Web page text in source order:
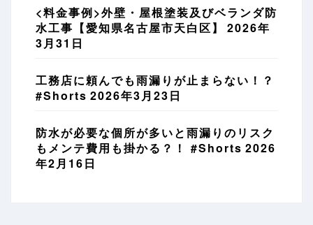
<料金事例>外壁・屋根塗装及びベランダ防
水工事【愛知県名古屋市天白区】
2026年
3月31日
工務店に頼んでも雨漏りが止まらない！？
#Shorts 2026年3月23日
防水が必要な個所が多いと雨漏りのリスク
もメンテ費用も掛かる？！ #Shorts 2026
年2月16日